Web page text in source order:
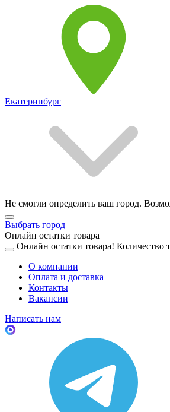
Екатеринбург
Не смогли определить ваш город.
Выбрать город
Онлайн остатки товара
Онлайн остатки товара! Количество
О компании
Оплата и доставка
Контакты
Вакансии
Написать нам